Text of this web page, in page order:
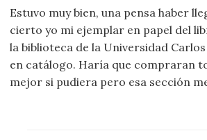
Estuvo muy bien, una pensa haber
cierto yo mi ejemplar en papel del
la biblioteca de la Universidad
en catálogo. Haría que compraran
mejor si pudiera pero esa sección